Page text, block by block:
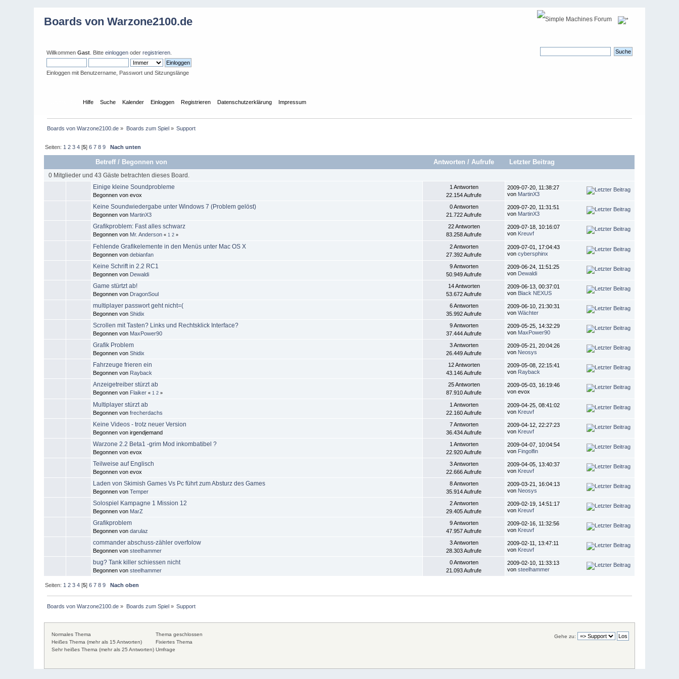
Boards von Warzone2100.de
WillkommenGast . Bitteeinloggen oderregistrieren
Einloggen mit Benutzername, Passwort und Sitzungslänge
Hilfe Suche Kalender Einloggen Registrieren Datenschutzerklärung Impressum
Boards von Warzone2100.de » Boards zum Spiel» Support
Seiten: 1 2 3 4 [5]6 7 8 9 Nach unten
Betreff/ Begonnen von Antworten / Aufrufe Letzter Beitrag
0 Mitglieder und 43 Gäste betrachten dieses Board.
Einige kleine Soundprobleme
Begonnen von evox
1 Antworten
22.154 Aufrufe
2009-07-20, 11:38:27
von MartinX3
Keine Soundwiedergabe unter Windows 7 (Problem gelöst)
Begonnen von MartinX3
0 Antworten
21.722 Aufrufe
2009-07-20, 11:31:51
von MartinX3
Grafikproblem: Fast alles schwarz
Begonnen von Mr. Anderson « 1 2 »
22 Antworten
83.258 Aufrufe
2009-07-18, 10:16:07
von Kreuvf
Fehlende Grafikelemente in den Menüs unter Mac OS X
Begonnen vondebianfan
2 Antworten
27.392 Aufrufe
2009-07-01, 17:04:43
voncybersphinx
Keine Schrift in 2.2 RC1
Begonnen von Dewaldi
9 Antworten
50.949 Aufrufe
2009-06-24, 11:51:25
von Dewaldi
Game stürtzt ab!
Begonnen von DragonSoul
14 Antworten
53.672 Aufrufe
2009-06-13, 00:37:01
von Black NEXUS
multiplayer passwort geht nicht=(
Begonnen vonShidix
6 Antworten
35.992 Aufrufe
2009-06-10, 21:30:31
vonWächter
Scrollen mit Tasten? Links und Rechtsklick Interface?
Begonnen von MaxPower90
9 Antworten
37.444 Aufrufe
2009-05-25, 14:32:29
von MaxPower90
Grafik Problem
Begonnen vonShidix
3 Antworten
26.449 Aufrufe
2009-05-21, 20:04:26
von Neosys
Fahrzeuge frieren ein
Begonnen von Rayback
12 Antworten
43.146 Aufrufe
2009-05-08, 22:15:41
von Rayback
Anzeigetreiber stürzt ab
Begonnen von Flaiker « 1 2 »
25 Antworten
87.910 Aufrufe
2009-05-03, 16:19:46
von evox
Multiplayer stürzt ab
Begonnen vonfrecherdachs
1 Antworten
22.160 Aufrufe
2009-04-25, 08:41:02
von Kreuvf
Keine Videos - trotz neuer Version
Begonnen von irgendjemand
7 Antworten
36.434 Aufrufe
2009-04-12, 22:27:23
von Kreuvf
Warzone 2.2 Beta1 -grim Mod inkombatibel ?
Begonnen von evox
1 Antworten
22.920 Aufrufe
2009-04-07, 10:04:54
von Fingolfin
Teilweise auf Englisch
Begonnen von evox
3 Antworten
22.666 Aufrufe
2009-04-05, 13:40:37
von Kreuvf
Laden von Skimish Games Vs Pc führt zum Absturz des Games
Begonnen vonTemper
8 Antworten
35.914 Aufrufe
2009-03-21, 16:04:13
von Neosys
Solospiel Kampagne 1 Mission 12
Begonnen von MarZ
2 Antworten
29.405 Aufrufe
2009-02-19, 14:51:17
von Kreuvf
Grafikproblem
Begonnen vondarulaz
9 Antworten
47.957 Aufrufe
2009-02-16, 11:32:56
von Kreuvf
commander abschuss-zähler overfolow
Begonnen vonsteelhammer
3 Antworten
28.303 Aufrufe
2009-02-11, 13:47:11
von Kreuvf
bug? Tank killer schiessen nicht
Begonnen vonsteelhammer
0 Antworten
21.093 Aufrufe
2009-02-10, 11:33:13
vonsteelhammer
Seiten: 1 2 3 4 [5]6 7 8 9 Nach oben
Boards von Warzone2100.de » Boards zum Spiel» Support
Gehe zu:
Normales Thema
Heißes Thema (mehr als 15 Antworten)
Sehr heißes Thema (mehr als 25 Antworten)
Thema geschlossen
Fixiertes Thema
Umfrage